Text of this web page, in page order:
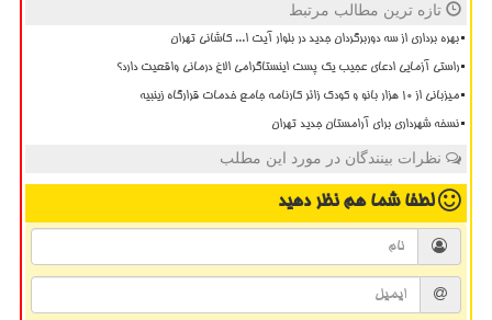
تازه ترین مطالب مرتبط
بهره برداری از سه دوربرگردان جدید در بلوار آیت ا... کاشانی تهران
راستی آزمایی ادعای عجیب یک پست اینستاگرامی الاغ درمانی واقعیت دارد؟
میزبانی از ۱۰ هزار بانو و کودک زائر کارنامه جامع خدمات قرارگاه زینبیه
نسخه شهرداری برای آرامستان جدید تهران
نظرات بینندگان در مورد این مطلب
لطفا شما همنظر دهید